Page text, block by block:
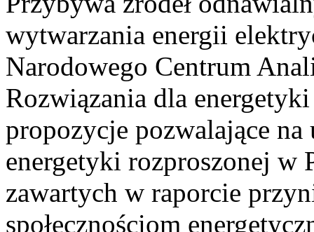
wytwarzania energii
Narodowego Centrum
Rozwiązania dla
propozycje pozwalające
energetyki rozproszonej w
zawartych w raporcie
społecznościom